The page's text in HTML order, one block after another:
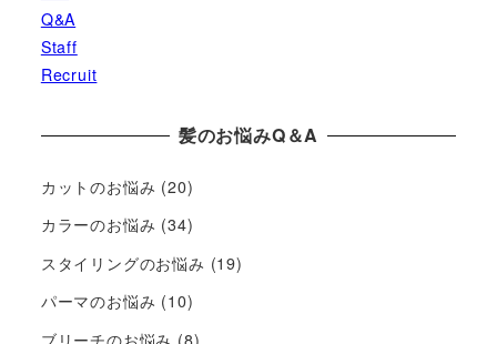
Q&A
Staff
Recruit
髪のお悩みQ＆A
カットのお悩み (20)
カラーのお悩み (34)
スタイリングのお悩み (19)
パーマのお悩み (10)
ブリーチのお悩み (8)